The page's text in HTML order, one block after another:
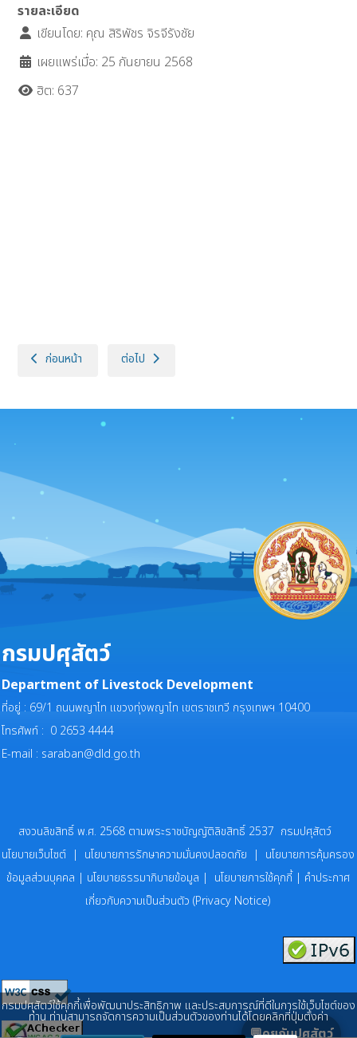
💬คุยกับปศุสัตว์
รายละเอียด
เขียนโดย: คุณ สิริพัชร จิรจีรังชัย
เผยแพร่เมื่อ: 25 กันยายน 2568
ฮิต: 637
เนื้อหาก่อนหน้า: ประกาศกรมปศุสัตว์ (กองงานพระราชดำริและกิจกรรมพิเ
ก่อนหน้า เนื้อหาถัดไป: ประกาศกรมปศุสัตว์ (สำนักงานปศุสัตว์จั
ต่อไป
กรมปศุสัตว์
Department of Livestock Development
ที่อยู่ : 69/1 ถนนพญาไท แขวงทุ่งพญาไท เขตราชเทวี กรุงเทพฯ 10400
โทรศัพท์ : 0 2653 4444
E-mail : saraban@dld.go.th
สงวนลิขสิทธิ์ พ.ศ. 2568 ตามพระราชบัญญัติลิขสิทธิ์ 2537 กรมปศุสัตว์
นโยบายเว็บไซต์ | นโยบายการรักษาความมั่นคงปลอดภัย | นโยบายการคุ้มครอง
ข้อมูลส่วนบุคคล | นโยบายธรรมาภิบายข้อมูล | นโยบายการใช้คุกกี้ | คำประกาศ
เกี่ยวกับความเป็นส่วนตัว (Privacy Notice)
กรมปศุสัตว์ใช้คุกกี้เพื่อพัฒนาประสิทธิภาพ และประสบการณ์ที่ดีในการใช้เว็บไซต์ของ
ท่าน ท่านสามารถจัดการความเป็นส่วนตัวของท่านได้โดยคลิกที่ปุ่มตั้งค่า